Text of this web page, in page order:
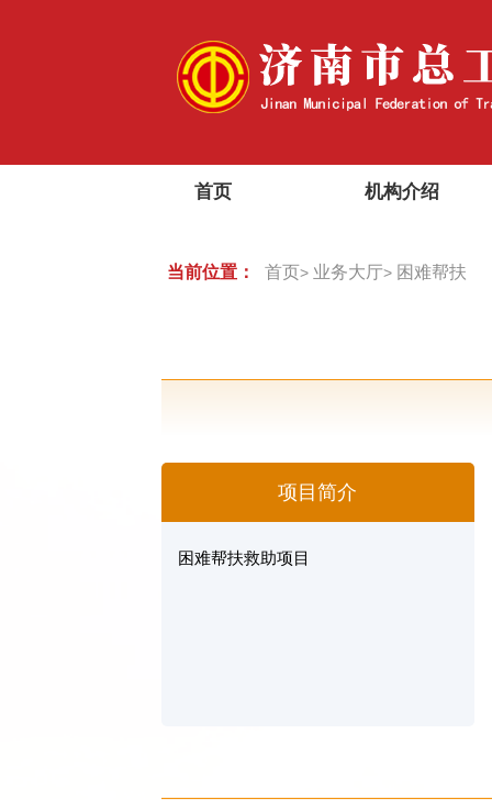
首页 机构介绍
当前位置： 首页> 业务大厅> 困难帮扶
项目简介
困难帮扶救助项目